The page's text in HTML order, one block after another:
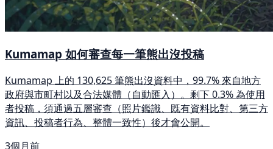
Kumamap 如何審查每一筆熊出沒投稿
Kumamap 上的 130,625 筆熊出沒資料中，99.7% 來自地方
政府與市町村以及合法媒體（自動匯入）。剩下 0.3% 為使用
者投稿，須通過五層審查（照片鑑識、既有資料比對、第三方
資訊、投稿者行為、整體一致性）後才會公開。
3個月前